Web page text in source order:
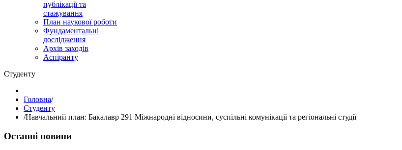
публікації та
стажування
План наукової роботи
Фундаментальні
дослідження
Архів заходів
Аспіранту
Студенту
Головна/
Студенту
/Навчальний план: Бакалавр 291 Міжнародні відносини, суспільні комунікації та регіональні студії
Останні новини